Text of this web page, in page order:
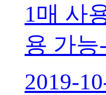
1매 사
용 가
2019-